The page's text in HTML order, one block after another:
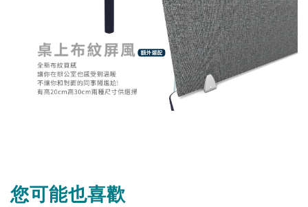
您可能也喜歡